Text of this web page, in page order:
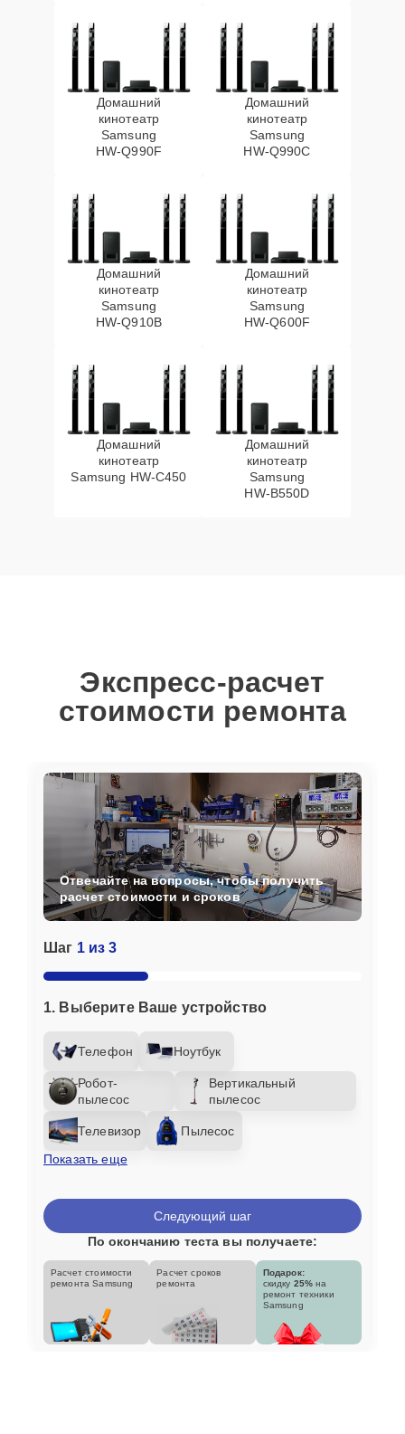
Домашний
кинотеатр
Samsung
HW‑Q990F
Домашний
кинотеатр
Samsung
HW‑Q990C
Домашний
кинотеатр
Samsung
HW‑Q910B
Домашний
кинотеатр
Samsung
HW‑Q600F
Домашний
кинотеатр
Samsung HW‑C450
Домашний
кинотеатр
Samsung
HW‑B550D
Экспресс-расчет
стоимости ремонта
Шаг 1 из 3
1. Выберите Ваше устройство
Телефон Ноутбук
Робот-
пылесос
Вертикальный
пылесос
Телевизор
Пылесос
Показать еще
Отвечайте на вопросы, чтобы получить
расчет стоимости и сроков
Следующий шаг
По окончанию теста вы получаете:
Расчет стоимости
ремонта Samsung
Расчет сроков
ремонта
Подарок:
скидку 25% на
ремонт техники
Samsung